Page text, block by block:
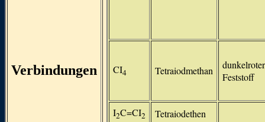
Verbindungen CI4 Tetraiodmethan
dunkelroter
Feststoff
I2C=CI2 Tetraiodethen